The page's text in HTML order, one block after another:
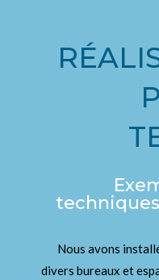
Nous avons
divers bureaux et